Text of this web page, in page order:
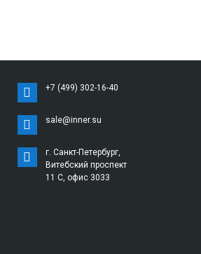
+7 (499) 302-16-40
sale@inner.su
г. Санкт-Петербург,
Витебский проспект
11 С, офис 3033